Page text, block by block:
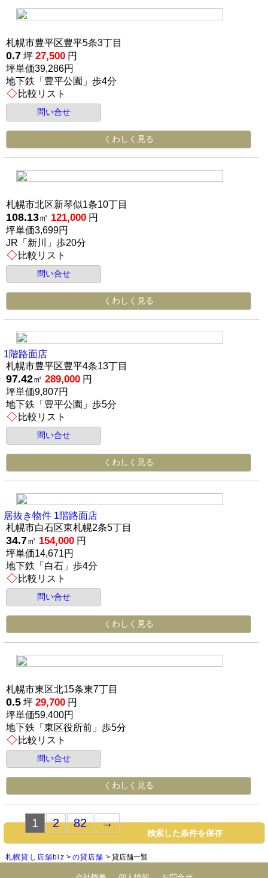
札幌市豊平区豊平5条3丁目
0.7 坪27,500 円
坪単価39,286円
地下鉄「豊平公園」歩4分
比較リスト
問い合せ
くわしく見る
札幌市北区新琴似1条10丁目
108.13㎡ 121,000 円
坪単価3,699円
JR「新川」歩20分
比較リスト
問い合せ
くわしく見る
1階路面店
札幌市豊平区豊平4条13丁目
97.42㎡289,000 円
坪単価9,807円
地下鉄「豊平公園」歩5分
比較リスト
問い合せ
くわしく見る
居抜き物件 1階路面店
札幌市白石区東札幌2条5丁目
34.7㎡ 154,000 円
坪単価14,671円
地下鉄「白石」歩4分
比較リスト
問い合せ
くわしく見る
札幌市東区北15条東7丁目
0.5 坪29,700 円
坪単価59,400円
地下鉄「東区役所前」歩5分
比較リスト
問い合せ
くわしく見る
検索した条件を保存
札幌貸し店舗biz の貸店舗 貸店舗一覧